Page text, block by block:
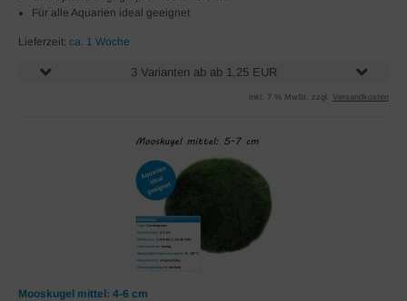
Für alle Aquarien ideal geeignet
Lieferzeit: ca. 1 Woche
3 Varianten ab ab 1,25 EUR
inkl. 7 % MwSt. zzgl. Versandkosten
Mooskugel mittel: 4-6 cm